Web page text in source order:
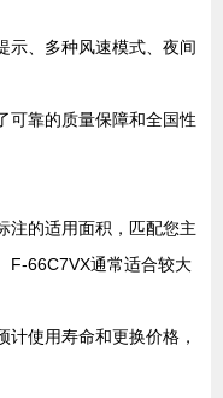
示、多种风速模式、夜间
可靠的质量保障和全国性
注的适用面积，匹配您主
F-66C7VX通常适合较大
计使用寿命和更换价格，